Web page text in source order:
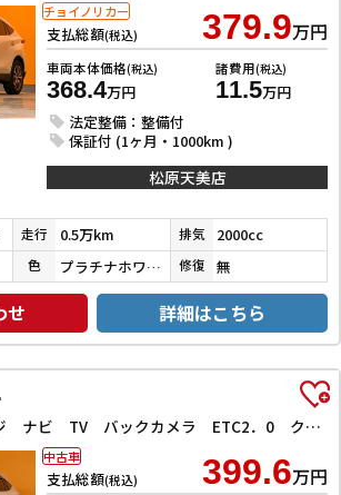
支払総額(税込) 379.9万円
車両本体価格(税込)
368.4万円
諸費用(税込)
11.5万円
法定整備：整備付
保証付 (1ヶ月・1000km )
チョイノリカー
松原天美店
走行 0.5万km 排気 2000cc
色 プラチナホワイトパールマイカ 修復 無
せ 詳細はこちら
Z レザーパッケージ ナビ TV バックカメラ ETC2．0 クリアランスソナー オートクルーズコントロール レーンアシスト パワーシート 衝突被害軽減システム オートマチックハイビーム LEDヘッドランプ 電動リアゲート
支払総額(税込) 399.6万円
中古車